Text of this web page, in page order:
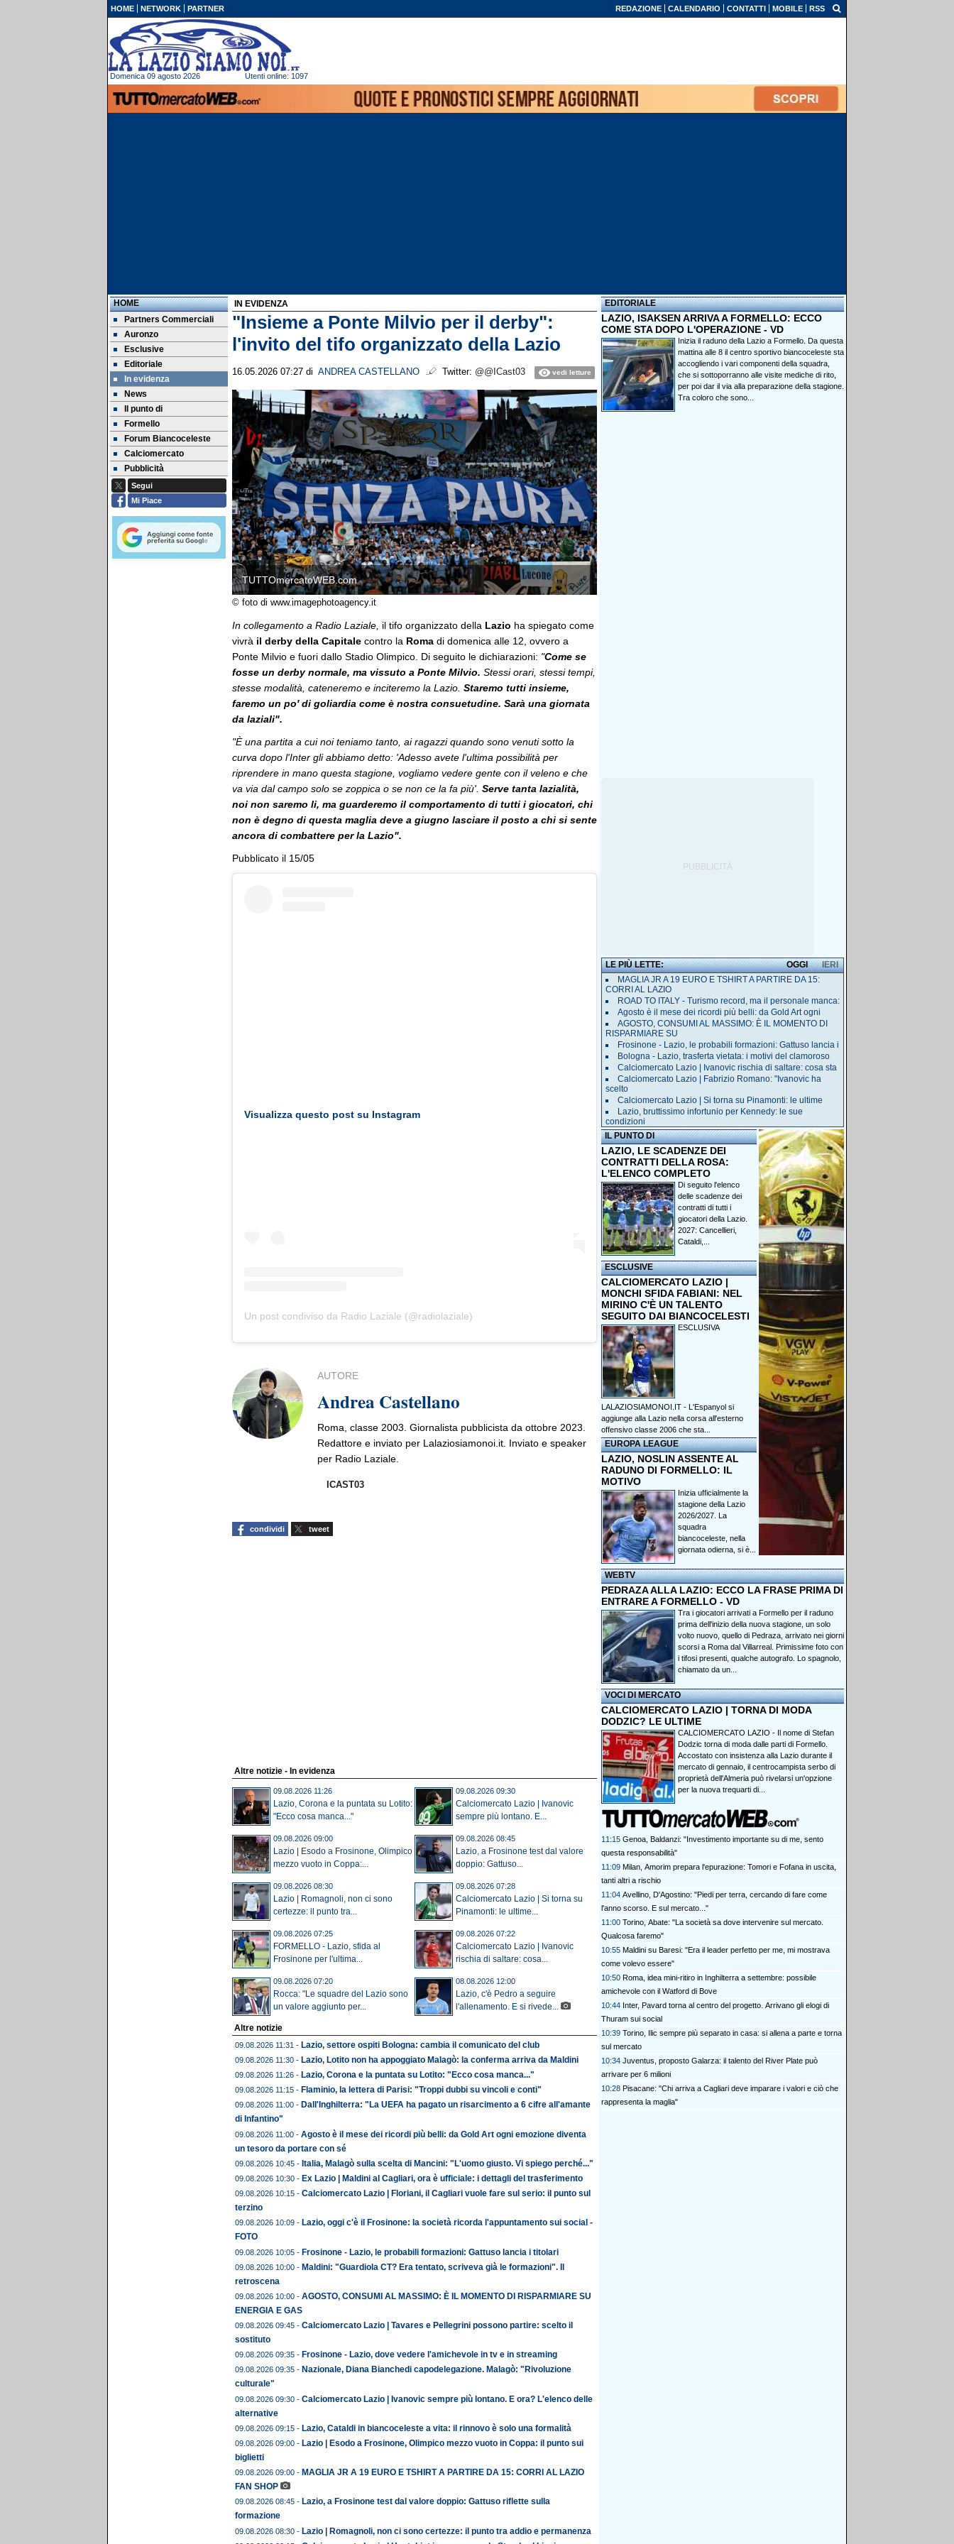
HOME NETWORK PARTNER REDAZIONE CALENDARIO CONTATTI MOBILE RSS
Domenica 09 agosto 2026 Utenti online: 1097
HOME
Partners Commerciali
Auronzo
Esclusive
Editoriale
In evidenza
News
Il punto di
Formello
Forum Biancoceleste
Calciomercato
Pubblicità
Segui
Mi Piace
IN EVIDENZA
"Insieme a Ponte Milvio per il derby":
l'invito del tifo organizzato della Lazio
16.05.2026 07:27 di ANDREA CASTELLANO Twitter: @@ICast03 vedi letture
TUTTOmercatoWEB.com
© foto di www.imagephotoagency.it
In collegamento a Radio Laziale, il tifo organizzato della Lazio ha spiegato come
vivrà il derby della Capitale contro la Roma di domenica alle 12, ovvero a
Ponte Milvio e fuori dallo Stadio Olimpico. Di seguito le dichiarazioni: "Come se
fosse un derby normale, ma vissuto a Ponte Milvio. Stessi orari, stessi tempi,
stesse modalità, cateneremo e inciteremo la Lazio. Staremo tutti insieme,
faremo un po' di goliardia come è nostra consuetudine. Sarà una giornata
da laziali".
"È una partita a cui noi teniamo tanto, ai ragazzi quando sono venuti sotto la
curva dopo l'Inter gli abbiamo detto: 'Adesso avete l'ultima possibilità per
riprendere in mano questa stagione, vogliamo vedere gente con il veleno e che
va via dal campo solo se zoppica o se non ce la fa più'. Serve tanta lazialità,
noi non saremo li, ma guarderemo il comportamento di tutti i giocatori, chi
non è degno di questa maglia deve a giugno lasciare il posto a chi si sente
ancora di combattere per la Lazio".
Pubblicato il 15/05
Visualizza questo post su Instagram
Un post condiviso da Radio Laziale (@radiolaziale)
AUTORE
Andrea Castellano
Roma, classe 2003. Giornalista pubblicista da ottobre 2023.
Redattore e inviato per Lalaziosiamonoi.it. Inviato e speaker
per Radio Laziale.
ICAST03
condividi tweet
Altre notizie - In evidenza
09.08.2026 11:26
Lazio, Corona e la puntata su Lotito:
"Ecco cosa manca..."
09.08.2026 09:30
Calciomercato Lazio | Ivanovic
sempre più lontano. E...
09.08.2026 09:00
Lazio | Esodo a Frosinone, Olimpico
mezzo vuoto in Coppa:...
09.08.2026 08:45
Lazio, a Frosinone test dal valore
doppio: Gattuso...
09.08.2026 08:30
Lazio | Romagnoli, non ci sono
certezze: il punto tra...
09.08.2026 07:28
Calciomercato Lazio | Si torna su
Pinamonti: le ultime...
09.08.2026 07:25
FORMELLO - Lazio, sfida al
Frosinone per l'ultima...
09.08.2026 07:22
Calciomercato Lazio | Ivanovic
rischia di saltare: cosa...
09.08.2026 07:20
Rocca: "Le squadre del Lazio sono
un valore aggiunto per...
08.08.2026 12:00
Lazio, c'è Pedro a seguire
l'allenamento. E si rivede...
Altre notizie
09.08.2026 11:31 - Lazio, settore ospiti Bologna: cambia il comunicato del club
09.08.2026 11:30 - Lazio, Lotito non ha appoggiato Malagò: la conferma arriva da Maldini
09.08.2026 11:26 - Lazio, Corona e la puntata su Lotito: "Ecco cosa manca..."
09.08.2026 11:15 - Flaminio, la lettera di Parisi: "Troppi dubbi su vincoli e conti"
09.08.2026 11:00 - Dall'Inghilterra: "La UEFA ha pagato un risarcimento a 6 cifre all'amante
di Infantino"
09.08.2026 11:00 - Agosto è il mese dei ricordi più belli: da Gold Art ogni emozione diventa
un tesoro da portare con sé
09.08.2026 10:45 - Italia, Malagò sulla scelta di Mancini: "L'uomo giusto. Vi spiego perché..."
09.08.2026 10:30 - Ex Lazio | Maldini al Cagliari, ora è ufficiale: i dettagli del trasferimento
09.08.2026 10:15 - Calciomercato Lazio | Floriani, il Cagliari vuole fare sul serio: il punto sul
terzino
09.08.2026 10:09 - Lazio, oggi c'è il Frosinone: la società ricorda l'appuntamento sui social -
FOTO
09.08.2026 10:05 - Frosinone - Lazio, le probabili formazioni: Gattuso lancia i titolari
09.08.2026 10:00 - Maldini: "Guardiola CT? Era tentato, scriveva già le formazioni". Il
retroscena
09.08.2026 10:00 - AGOSTO, CONSUMI AL MASSIMO: È IL MOMENTO DI RISPARMIARE SU
ENERGIA E GAS
09.08.2026 09:45 - Calciomercato Lazio | Tavares e Pellegrini possono partire: scelto il
sostituto
09.08.2026 09:35 - Frosinone - Lazio, dove vedere l'amichevole in tv e in streaming
09.08.2026 09:35 - Nazionale, Diana Bianchedi capodelegazione. Malagò: "Rivoluzione
culturale"
09.08.2026 09:30 - Calciomercato Lazio | Ivanovic sempre più lontano. E ora? L'elenco delle
alternative
09.08.2026 09:15 - Lazio, Cataldi in biancoceleste a vita: il rinnovo è solo una formalità
09.08.2026 09:00 - Lazio | Esodo a Frosinone, Olimpico mezzo vuoto in Coppa: il punto sui
biglietti
09.08.2026 09:00 - MAGLIA JR A 19 EURO E TSHIRT A PARTIRE DA 15: CORRI AL LAZIO
FAN SHOP
09.08.2026 08:45 - Lazio, a Frosinone test dal valore doppio: Gattuso riflette sulla
formazione
09.08.2026 08:30 - Lazio | Romagnoli, non ci sono certezze: il punto tra addio e permanenza
EDITORIALE
LAZIO, ISAKSEN ARRIVA A FORMELLO: ECCO
COME STA DOPO L'OPERAZIONE - VD
Inizia il raduno della Lazio a Formello. Da questa
mattina alle 8 il centro sportivo biancoceleste sta
accogliendo i vari componenti della squadra,
che si sottoporranno alle visite mediche di rito,
per poi dar il via alla preparazione della stagione.
Tra coloro che sono...
LE PIÙ LETTE: IERI
OGGI
MAGLIA JR A 19 EURO E TSHIRT A PARTIRE DA 15:
CORRI AL LAZIO
ROAD TO ITALY - Turismo record, ma il personale manca:
Agosto è il mese dei ricordi più belli: da Gold Art ogni
AGOSTO, CONSUMI AL MASSIMO: È IL MOMENTO DI
RISPARMIARE SU
Frosinone - Lazio, le probabili formazioni: Gattuso lancia i
Bologna - Lazio, trasferta vietata: i motivi del clamoroso
Calciomercato Lazio | Ivanovic rischia di saltare: cosa sta
Calciomercato Lazio | Fabrizio Romano: "Ivanovic ha
scelto
Calciomercato Lazio | Si torna su Pinamonti: le ultime
Lazio, bruttissimo infortunio per Kennedy: le sue
condizioni
IL PUNTO DI
LAZIO, LE SCADENZE DEI
CONTRATTI DELLA ROSA:
L'ELENCO COMPLETO
Di seguito l'elenco
delle scadenze dei
contratti di tutti i
giocatori della Lazio.
2027: Cancellieri,
Cataldi,...
ESCLUSIVE
CALCIOMERCATO LAZIO |
MONCHI SFIDA FABIANI: NEL
MIRINO C'È UN TALENTO
SEGUITO DAI BIANCOCELESTI
ESCLUSIVA
LALAZIOSIAMONOI.IT - L'Espanyol si
aggiunge alla Lazio nella corsa all'esterno
offensivo classe 2006 che sta...
EUROPA LEAGUE
LAZIO, NOSLIN ASSENTE AL
RADUNO DI FORMELLO: IL
MOTIVO
Inizia ufficialmente la
stagione della Lazio
2026/2027. La
squadra
biancoceleste, nella
giornata odierna, si è...
WEBTV
PEDRAZA ALLA LAZIO: ECCO LA FRASE PRIMA DI
ENTRARE A FORMELLO - VD
Tra i giocatori arrivati a Formello per il raduno
prima dell'inizio della nuova stagione, un solo
volto nuovo, quello di Pedraza, arrivato nei giorni
scorsi a Roma dal Villarreal. Primissime foto con
i tifosi presenti, qualche autografo. Lo spagnolo,
chiamato da un...
VOCI DI MERCATO
CALCIOMERCATO LAZIO | TORNA DI MODA
DODZIC? LE ULTIME
CALCIOMERCATO LAZIO - Il nome di Stefan
Dodzic torna di moda dalle parti di Formello.
Accostato con insistenza alla Lazio durante il
mercato di gennaio, il centrocampista serbo di
proprietà dell'Almeria può rivelarsi un'opzione
per la nuova trequarti di...
11:15 Genoa, Baldanzi: "Investimento importante su di me, sento
questa responsabilità"
11:09 Milan, Amorim prepara l'epurazione: Tomori e Fofana in uscita,
tanti altri a rischio
11:04 Avellino, D'Agostino: "Piedi per terra, cercando di fare come
l'anno scorso. E sul mercato..."
11:00 Torino, Abate: "La società sa dove intervenire sul mercato.
Qualcosa faremo"
10:55 Maldini su Baresi: "Era il leader perfetto per me, mi mostrava
come volevo essere"
10:50 Roma, idea mini-ritiro in Inghilterra a settembre: possibile
amichevole con il Watford di Bove
10:44 Inter, Pavard torna al centro del progetto. Arrivano gli elogi di
Thuram sui social
10:39 Torino, Ilic sempre più separato in casa: si allena a parte e torna
sul mercato
10:34 Juventus, proposto Galarza: il talento del River Plate può
arrivare per 6 milioni
10:28 Pisacane: "Chi arriva a Cagliari deve imparare i valori e ciò che
rappresenta la maglia"